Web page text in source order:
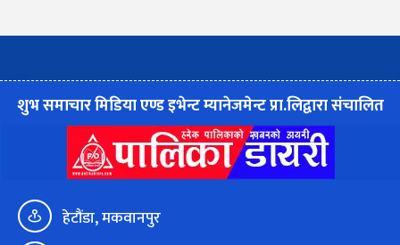
शुभ समाचार मिडिया एण्ड इभेन्ट म्यानेजमेन्ट प्रा.लिद्वारा संचालित
हेटौंडा, मकवानपुर